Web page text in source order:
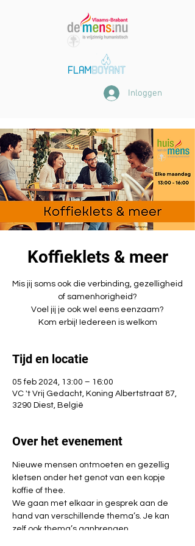
Inloggen
Koffieklets & meer
Mis jij soms ook die verbinding, gezelligheid
of samenhorigheid?
Voel jij je ook wel eens eenzaam?
Kom erbij! Iedereen is welkom
Tijd en locatie
05 feb 2024, 13:00 – 16:00
VC 't Vrij Gedacht, Koning Albertstraat 87,
3290 Diest, België
Over het evenement
Nieuwe mensen ontmoeten en gezellig
kletsen onder het genot van een kopje
koffie of thee.
We gaan met elkaar in gesprek aan de
hand van verschillende thema’s. Je kan
zelf ook thema’s aanbrengen.